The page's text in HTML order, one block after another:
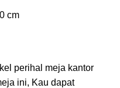
сm
perihal meja kantor
ini, Kau dapat